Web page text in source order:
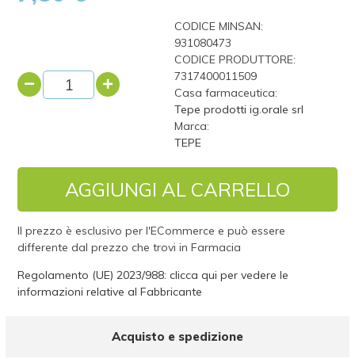
CODICE MINSAN:
931080473
CODICE PRODUTTORE:
7317400011509
Casa farmaceutica:
Tepe prodotti ig.orale srl
Marca:
TEPE
AGGIUNGI AL CARRELLO
Il prezzo è esclusivo per l'ECommerce e può essere
differente dal prezzo che trovi in Farmacia
Regolamento (UE) 2023/988: clicca qui per vedere le
informazioni relative al Fabbricante
Acquisto e spedizione